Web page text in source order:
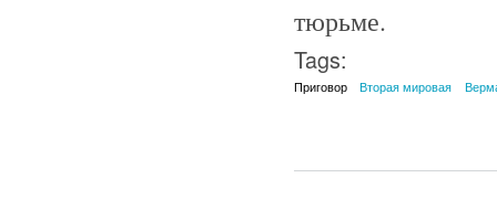
тюрьме.
Tags:
Приговор Вторая мировая